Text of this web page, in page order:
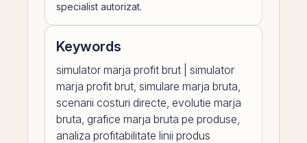
specialist autorizat.
Keywords
simulator marja profit brut | simulator
marja profit brut, simulare marja bruta,
scenarii costuri directe, evolutie marja
bruta, grafice marja bruta pe produse,
analiza profitabilitate linii produs